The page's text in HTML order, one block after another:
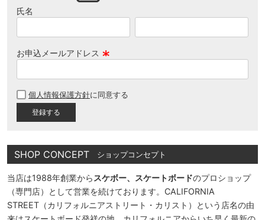
氏名
お申込メールアドレス
須
個人情報保護方針に同意する
SHOP CONCEPT ショップコンセプト
当店は1988年創業から スケボー、スケートボードのプロショップ
（専門店）として営業を続けております。CALIFORNIA
STREET（カリフォルニアストリート・カリスト）という店名の由